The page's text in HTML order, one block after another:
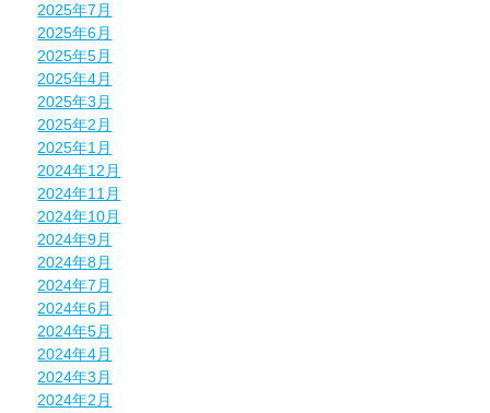
2025年7月
2025年6月
2025年5月
2025年4月
2025年3月
2025年2月
2025年1月
2024年12月
2024年11月
2024年10月
2024年9月
2024年8月
2024年7月
2024年6月
2024年5月
2024年4月
2024年3月
2024年2月